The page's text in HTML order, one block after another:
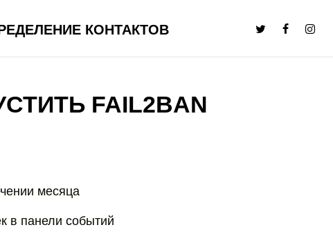
КОНТАКТОВ
FAIL2BAN
месяца
в панели событий